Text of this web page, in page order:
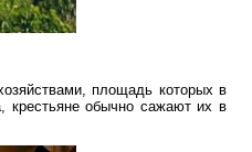
площадь которых в
крестьяне обычно сажают их в